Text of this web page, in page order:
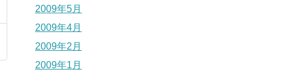
2009年5月
2009年4月
2009年2月
2009年1月